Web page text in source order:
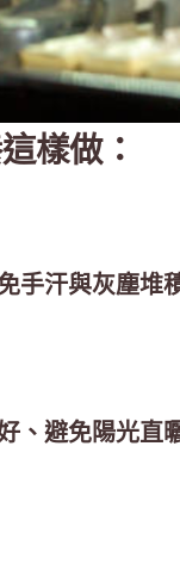
樣做：
手汗與灰塵堆
、避免陽光直